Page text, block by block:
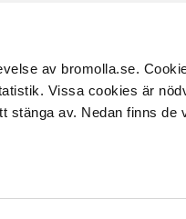
av bromolla.se.
Vissa cookies är
stänga av. Nedan finns de